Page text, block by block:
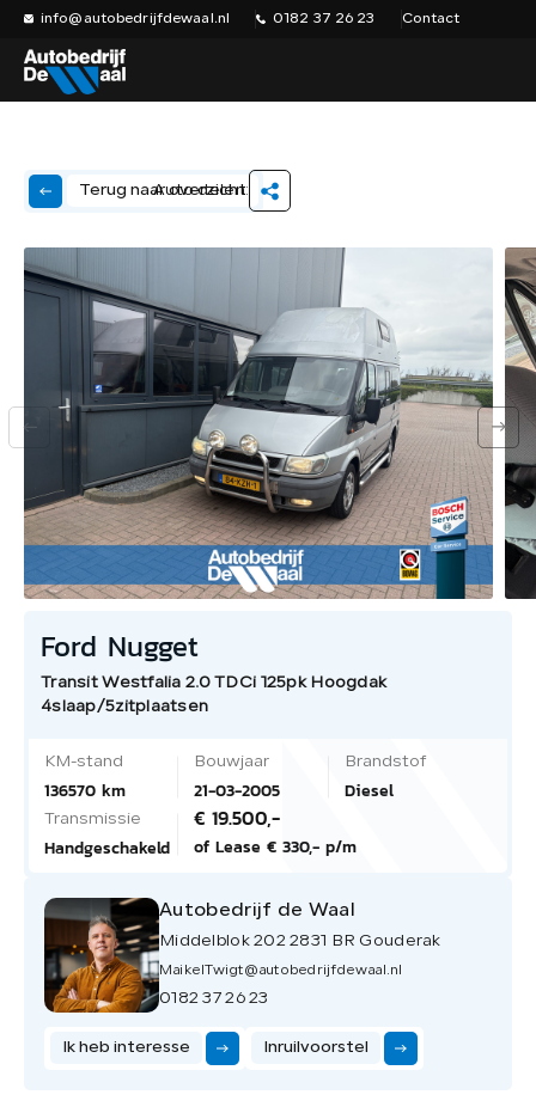
info@autobedrijfdewaal.nl 0182 37 26 23 Contact
Terug naar overzicht
Auto delen:
Ford Nugget
Transit Westfalia 2.0 TDCi 125pk Hoogdak
4slaap/5zitplaatsen
KM-stand
136570 km
Bouwjaar
21-03-2005
Brandstof
Diesel
Transmissie
Handgeschakeld
€ 19.500,-
of Lease € 330,- p/m
Autobedrijf de Waal
Middelblok 202 2831 BR Gouderak
MaikelTwigt@autobedrijfdewaal.nl
0182 37 26 23
Ik heb interesse Inruilvoorstel